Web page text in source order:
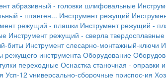
абразивный - головки шлифовальные
- штанген... Инструмент режущий
режущий - плашки Инструмент режущий -
Инструмент режущий - сверла твердосплавные
биты Инструмент слесарно-монтажный-ключи
режущего инструмента Оборудование
переходныеОснастка станочная - оправки и
Усп-12 универсально-сборочные приспос-ия